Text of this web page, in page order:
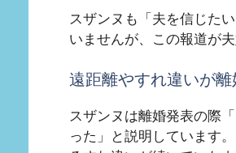
スザンヌも「夫を信じた
いませんが、この報道が
遠距離やすれ違いが離
スザンヌは離婚発表の際
った」と説明しています